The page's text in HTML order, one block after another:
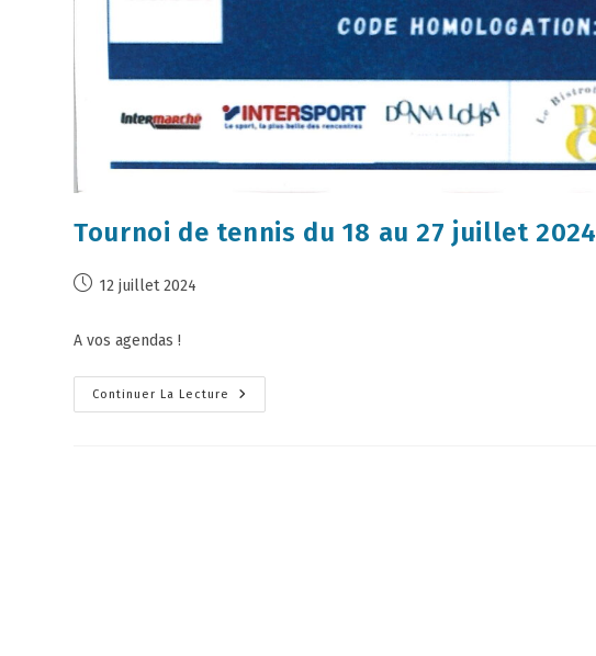
Tournoi de tennis du 18 au 27 juillet 2024
12 juillet 2024
A vos agendas !
Continuer La Lecture